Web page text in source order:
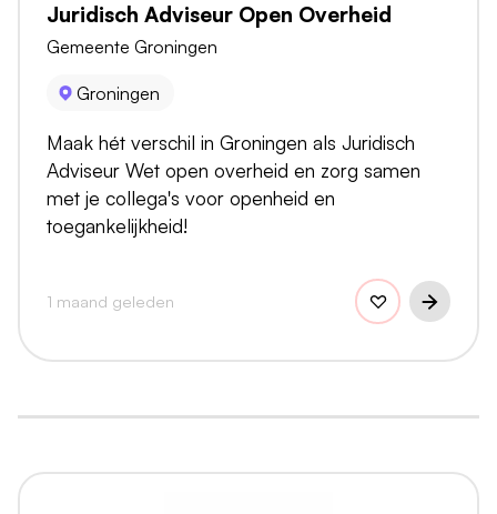
Juridisch Adviseur Open Overheid
Gemeente Groningen
Groningen
Maak hét verschil in Groningen als Juridisch
Adviseur Wet open overheid en zorg samen
met je collega's voor openheid en
toegankelijkheid!
1 maand geleden